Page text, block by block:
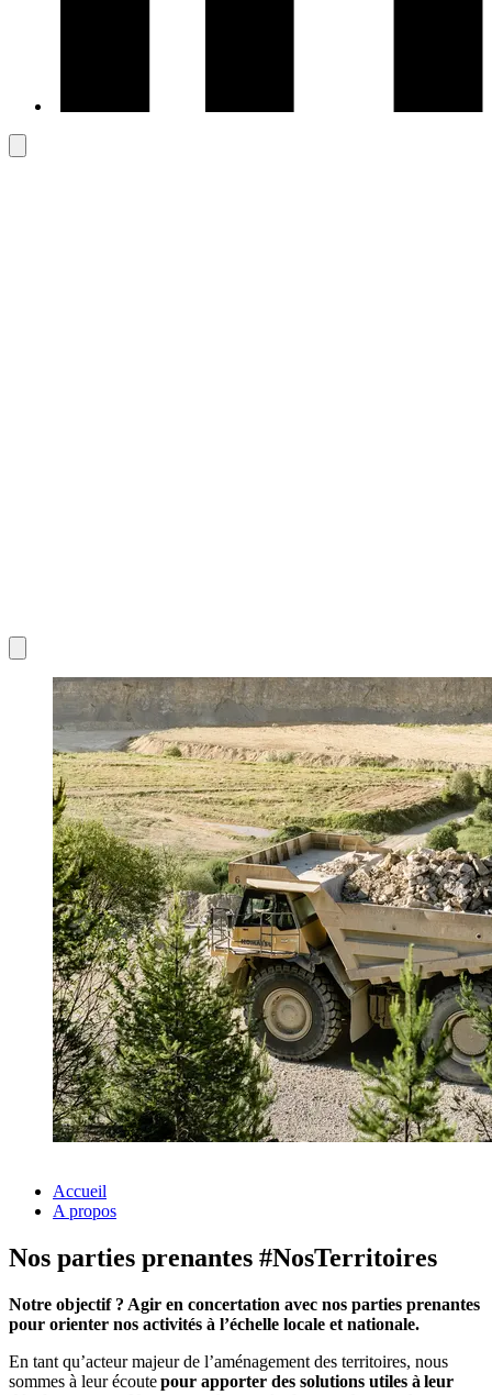
Accueil
A propos
Nos parties prenantes #NosTerritoires
Notre objectif ? Agir en concertation avec nos parties prenantes
pour orienter nos activités à l’échelle locale et nationale.
En tant qu’acteur majeur de l’aménagement des territoires, nous
sommes à leur écoutepour apporter des solutions utiles à leur